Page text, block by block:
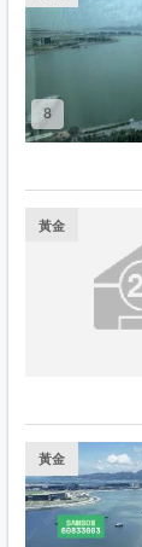
8
黃金
黃金